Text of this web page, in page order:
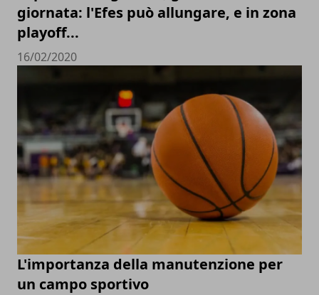
giornata: l'Efes può allungare, e in zona
playoff...
16/02/2020
L'importanza della manutenzione per
un campo sportivo